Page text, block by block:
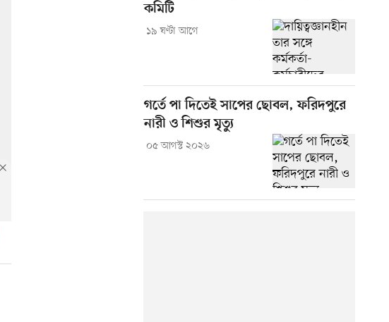
কমিটি
১৯ ঘণ্টা আগে
গর্তে পা দিতেই সাপের ছোবল, ফরিদপুরে
নারী ও শিশুর মৃত্যু
০৫ আগস্ট ২০২৬